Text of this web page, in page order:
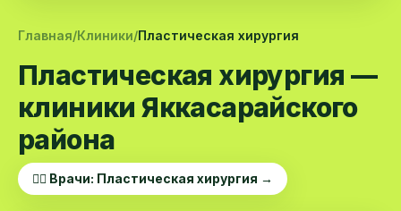
Главная/Клиники/Пластическая хирургия
Пластическая хирургия —
клиники Яккасарайского
района
👨‍⚕️ Врачи: Пластическая хирургия →